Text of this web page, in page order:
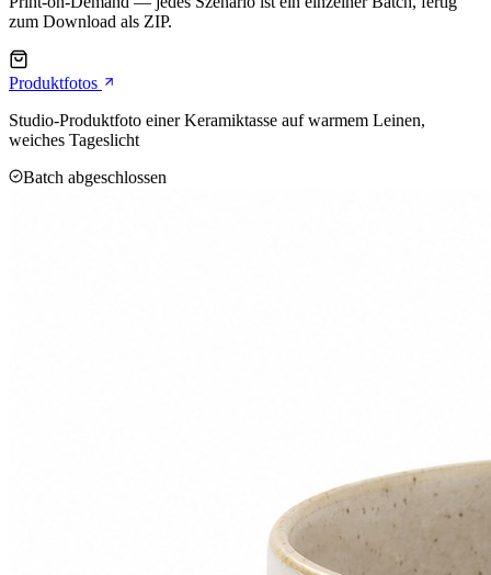
zum Download als ZIP.
Produktfotos
Studio-Produktfoto einer Keramiktasse auf warmem Leinen,
weiches Tageslicht
Batch abgeschlossen